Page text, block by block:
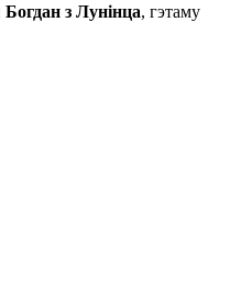
з Лунінца, гэтаму